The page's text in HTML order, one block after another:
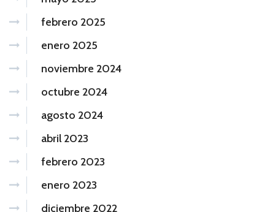
febrero 2025
enero 2025
noviembre 2024
octubre 2024
agosto 2024
abril 2023
febrero 2023
enero 2023
diciembre 2022